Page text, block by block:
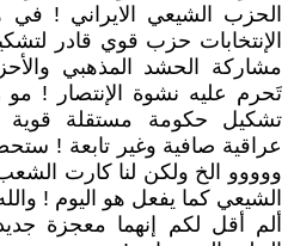
الحزب الشيعي الايراني ! في
الإنتخابات حزب قوي قادر
مشاركة الحشد المذهبي
تَحرم عليه نشوة الإنتصار !
تشكيل حكومة مستقلة قوية
عراقية صافية وغير تابعة !
ووووو الخ ولكن لنا كارت
الشيعي كما يفعل هو اليوم !
ألم أقل لكم إنهما معجزة